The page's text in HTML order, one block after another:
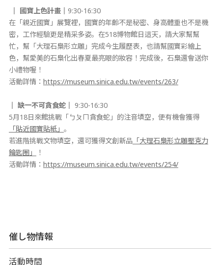
║ 國寶上色計畫║ 9:30-16:30
在「親近國寶」展覽裡，國寶的年齡不是秘密、身高體重也不是機
密，工作經驗更是精采多姿。在518博物館日這天，請大家幫幫
忙，幫「大理石梟形立雕」完成今生履歷表，也請幫國寶彩繪上
色，幫愛美的石梟化出春夏最亮眼的妝容！完成後，石梟還會送你
小禮物喔！
活動詳情： https://museum.sinica.edu.tw/events/263/
║ 缺一不可貪食蛇║ 9:30-16:30
5月18日來館挑戰「ㄅㄆㄇ貪食蛇」的注音填空，便有機會獲得
「貼近國寶貼紙」 。
若進階挑戰文物填空，還可獲得文創新品「大理石梟形立雕壓克力
鑰匙圈」
！
活動詳情： https://museum.sinica.edu.tw/events/254/
催し物情報
活動時間